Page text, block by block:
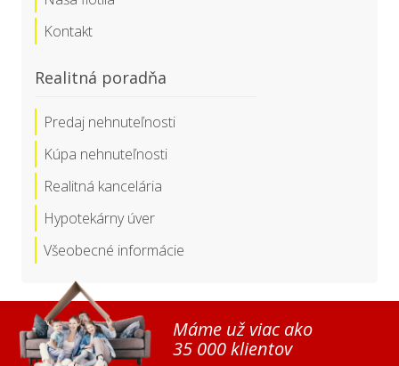
Kontakt
Realitná poradňa
Predaj nehnuteľnosti
Kúpa nehnuteľnosti
Realitná kancelária
Hypotekárny úver
Všeobecné informácie
Máme už viac ako
35 000 klientov